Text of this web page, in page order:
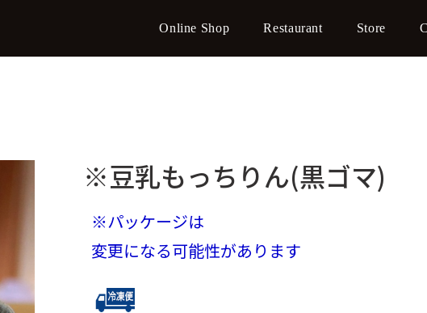
Online Shop Restaurant Store
※豆乳もっちりん(黒ゴマ)
※パッケージは
変更になる可能性があります